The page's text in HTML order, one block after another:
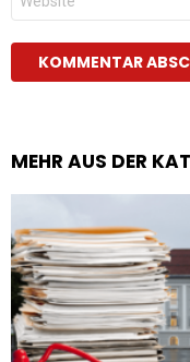
MEHR AUS DER